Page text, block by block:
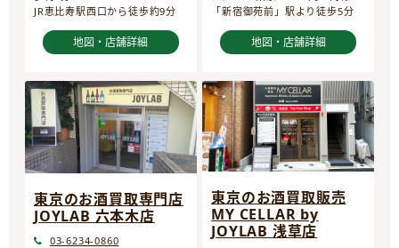
JR恵比寿駅西口から徒歩約9分
地図・店舗詳細
「新宿御苑前」駅より徒歩5分
地図・店舗詳細
東京のお酒買取専門店
JOYLAB 六本木店
03-6234-0860
東京のお酒買取販売
MY CELLAR by
JOYLAB 浅草店